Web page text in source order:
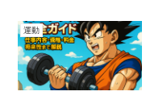
運動